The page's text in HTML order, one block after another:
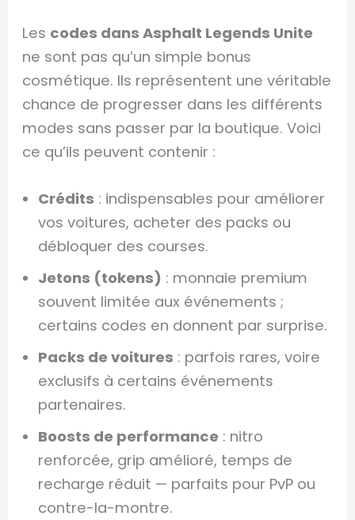
Les codes dans Asphalt Legends Unite
ne sont pas qu’un simple bonus
cosmétique. Ils représentent une véritable
chance de progresser dans les différents
modes sans passer par la boutique. Voici
ce qu’ils peuvent contenir :
Crédits : indispensables pour améliorer
vos voitures, acheter des packs ou
débloquer des courses.
Jetons (tokens) : monnaie premium
souvent limitée aux événements ;
certains codes en donnent par surprise.
Packs de voitures : parfois rares, voire
exclusifs à certains événements
partenaires.
Boosts de performance : nitro
renforcée, grip amélioré, temps de
recharge réduit — parfaits pour PvP ou
contre-la-montre.